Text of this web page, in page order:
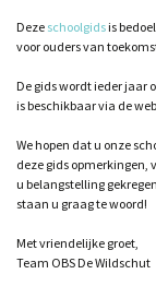
Deze schoolgids is
voor ouders van
De gids wordt ieder jaar
is beschikbaar via de
We hopen dat u onze
deze gids opmerkingen,
u belangstelling
staan u graag te woord!
Met vriendelijke groet,
Team OBS De Wildschut